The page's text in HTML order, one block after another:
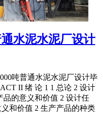
水泥水泥厂设计
吨普通水泥水泥厂设计毕
II 绪 论 1 1 总论 2 设计
的意义和价值 2 设计任
和价值 2 生产产品的种类